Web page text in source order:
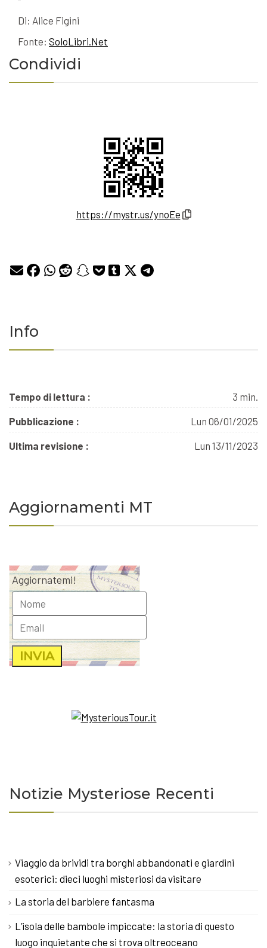
Di: Alice Figini
Fonte: SoloLibri.Net
Condividi
https://mystr.us/ynoEe
Info
Tempo di lettura : 3 min.
Pubblicazione : Lun 06/01/2025
Ultima revisione : Lun 13/11/2023
Aggiornamenti MT
Aggiornatemi!
Notizie Mysteriose Recenti
Viaggio da brividi tra borghi abbandonati e giardini
esoterici: dieci luoghi misteriosi da visitare
La storia del barbiere fantasma
L’isola delle bambole impiccate: la storia di questo
luogo inquietante che si trova oltreoceano